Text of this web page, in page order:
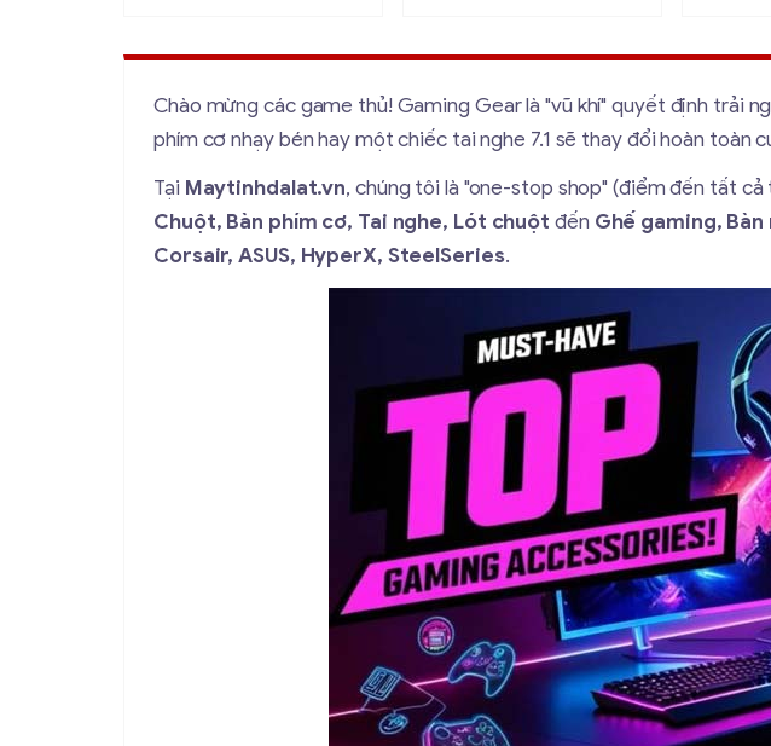
Chào mừng các game thủ! Gaming Gear là "vũ khí" quyết định trải
phím cơ nhạy bén hay một chiếc tai nghe 7.1 sẽ thay đổi hoàn toàn
Tại Maytinhdalat.vn, chúng tôi là "one-stop shop" (điểm đến tất
Chuột, Bàn phím cơ, Tai nghe, Lót chuột đến Ghế gaming,
Corsair, ASUS, HyperX, SteelSeries.